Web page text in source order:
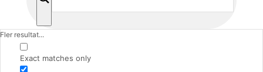
Fler resultat...
Exact matches only